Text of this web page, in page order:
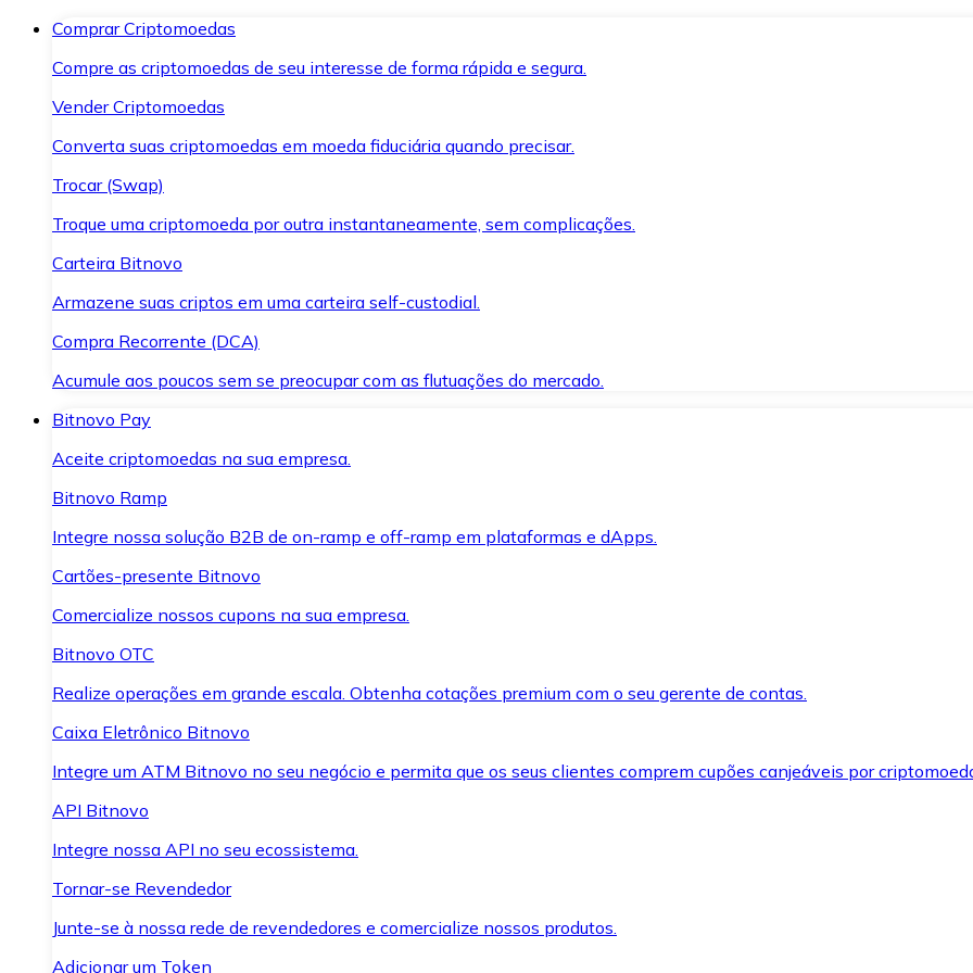
Comprar Criptomoedas
Compre as criptomoedas de seu interesse de forma rápida e segura.
Vender Criptomoedas
Converta suas criptomoedas em moeda fiduciária quando precisar.
Trocar (Swap)
Troque uma criptomoeda por outra instantaneamente, sem complicações.
Carteira Bitnovo
Armazene suas criptos em uma carteira self-custodial.
Compra Recorrente (DCA)
Acumule aos poucos sem se preocupar com as flutuações do mercado.
Bitnovo Pay
Aceite criptomoedas na sua empresa.
Bitnovo Ramp
Integre nossa solução B2B de on-ramp e off-ramp em plataformas e dApps.
Cartões-presente Bitnovo
Comercialize nossos cupons na sua empresa.
Bitnovo OTC
Realize operações em grande escala. Obtenha cotações premium com o seu gerente de contas.
Caixa Eletrônico Bitnovo
Integre um ATM Bitnovo no seu negócio e permita que os seus clientes comprem cupões canjeáveis por
API Bitnovo
Integre nossa API no seu ecossistema.
Tornar-se Revendedor
Junte-se à nossa rede de revendedores e comercialize nossos produtos.
Adicionar um Token